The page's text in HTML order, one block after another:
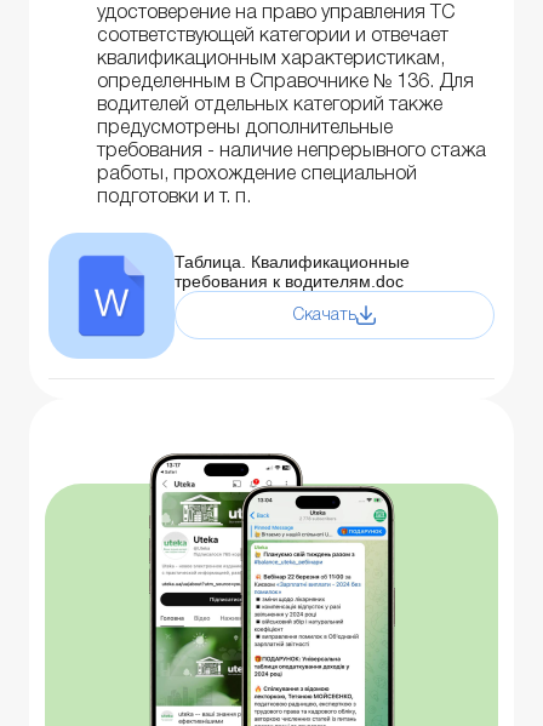
удостоверение на право управления ТС
соответствующей категории и отвечает
квалификационным характеристикам,
определенным в Справочнике № 136. Для
водителей отдельных категорий также
предусмотрены дополнительные
требования - наличие непрерывного стажа
работы, прохождение специальной
подготовки и т. п.
Таблица. Квалификационные
требования к водителям.doc
Скачать